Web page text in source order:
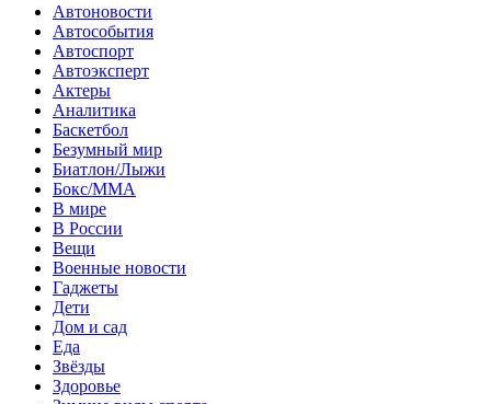
Автоновости
Автособытия
Автоспорт
Автоэксперт
Актеры
Аналитика
Баскетбол
Безумный мир
Биатлон/Лыжи
Бокс/MMA
В мире
В России
Вещи
Военные новости
Гаджеты
Дети
Дом и сад
Еда
Звёзды
Здоровье